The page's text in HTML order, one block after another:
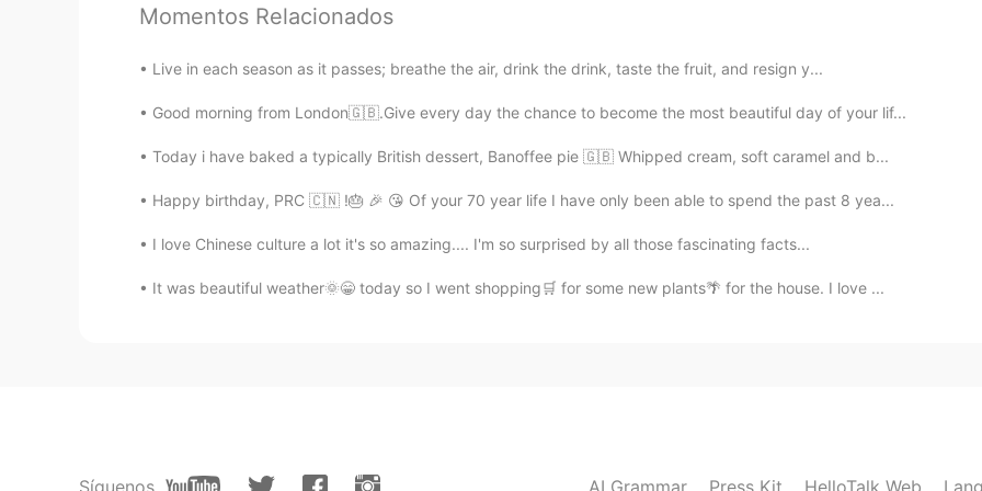
jasmine
@tom hi, Tom. Whale is looks like free, slowly and magnificent. I want to swim like that
in ocean.
tom 2019.04.30 12:57
life haha
tom 2019.04.30 12:57
Momentos Relacionados
Live in each season as it passes; breathe the air, drink the drink, taste the fruit, and resign y...
Good morning from London🇬🇧.Give every day the chance to become the most beautiful day of your lif...
Today i have baked a typically British dessert, Banoffee pie 🇬🇧 Whipped cream, soft caramel and b...
Happy birthday, PRC 🇨🇳 !🎂 🎉 😘 Of your 70 year life I have only been able to spend the past 8 yea...
I love Chinese culture a lot it's so amazing.... I'm so surprised by all those fascinating facts...
It was beautiful weather🌞😁 today so I went shopping🛒 for some new plants🌴 for the house. I love ...
Síguenos AI Grammar Press Kit HelloTalk Web